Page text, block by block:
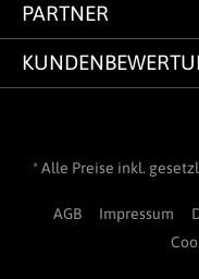
PARTNER
* Alle Preise inkl.
AGB Impressum